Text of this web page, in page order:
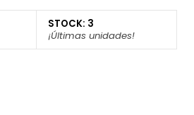
STOCK: 3
¡Últimas unidades!